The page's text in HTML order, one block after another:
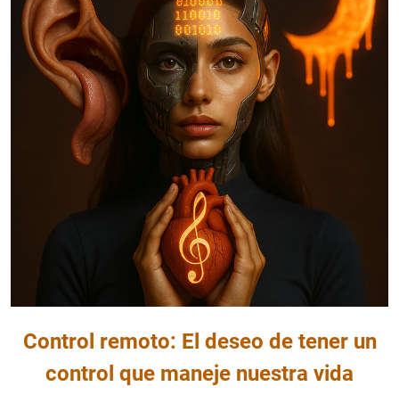
Control remoto: El deseo de tener un
control que maneje nuestra vida